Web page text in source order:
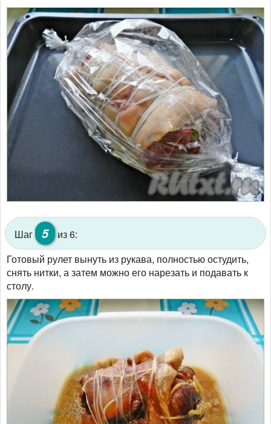
Шаг 5
из 6:
Готовый рулет вынуть из рукава, полностью остудить,
снять нитки, а затем можно его нарезать и подавать к
столу.